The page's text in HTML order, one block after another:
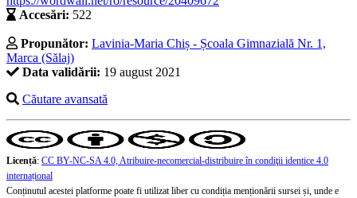
Accesări: 522
Propunător: Lavinia-Maria Chiș - Școala Gimnazială Nr. 1,
Marca (Sălaj)
Data validării: 19 august 2021
Căutare avansată
Licență: CC BY-NC-SA 4.0, Atribuire-necomercial-distribuire în condiţii identice 4.0
internațional
Conținutul acestei platforme poate fi utilizat liber cu condiția menționării sursei și, unde e